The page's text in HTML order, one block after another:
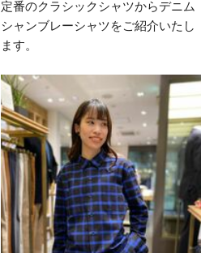
定番のクラシックシャツからデニム
シャンブレーシャツをご紹介いたし
ます。